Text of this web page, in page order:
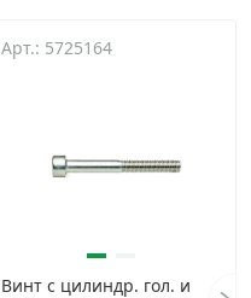
Арт.: 5725164
Винт с цилиндр. гол. и